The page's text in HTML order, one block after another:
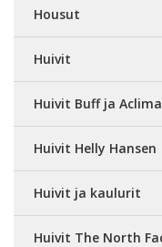
Housut
Huivit
Huivit Buff ja Aclima
Huivit Helly Hansen
Huivit ja kaulurit
Huivit The North